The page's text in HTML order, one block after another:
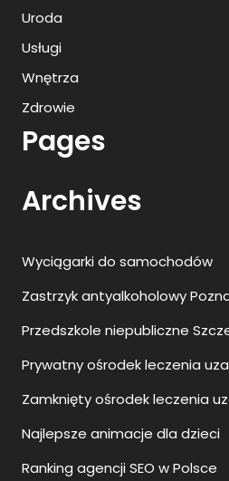
Uroda
Usługi
Wnętrza
Zdrowie
Pages
Archives
Wyciągarki do samochodów
Zastrzyk antyalkoholowy
Przedszkole niepubliczne
Prywatny ośrodek leczenia
Zamknięty ośrodek leczenia
Najlepsze animacje dla dzieci
Ranking agencji SEO w Polsce